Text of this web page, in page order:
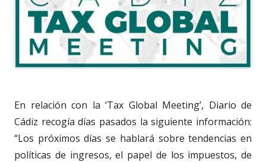
En relación con la ‘Tax Global Meeting’, Diario de
Cádiz recogía días pasados la siguiente información:
“Los próximos días se hablará sobre tendencias en
políticas de ingresos, el papel de los impuestos, de